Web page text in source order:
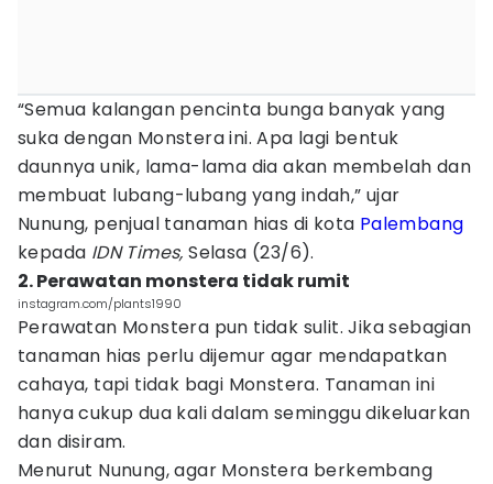
“Semua kalangan pencinta bunga banyak yang
suka dengan Monstera ini. Apa lagi bentuk
daunnya unik, lama-lama dia akan membelah dan
membuat lubang-lubang yang indah,” ujar
Nunung, penjual tanaman hias di kota Palembang
kepada IDN Times, Selasa (23/6).
2. Perawatan monstera tidak rumit
instagram.com/plants1990
Perawatan Monstera pun tidak sulit. Jika sebagian
tanaman hias perlu dijemur agar mendapatkan
cahaya, tapi tidak bagi Monstera. Tanaman ini
hanya cukup dua kali dalam seminggu dikeluarkan
dan disiram.
Menurut Nunung, agar Monstera berkembang